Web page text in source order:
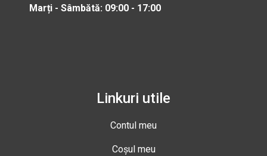
Marți - Sâmbătă: 09:00 - 17:00
Linkuri utile
Contul meu
Coșul meu